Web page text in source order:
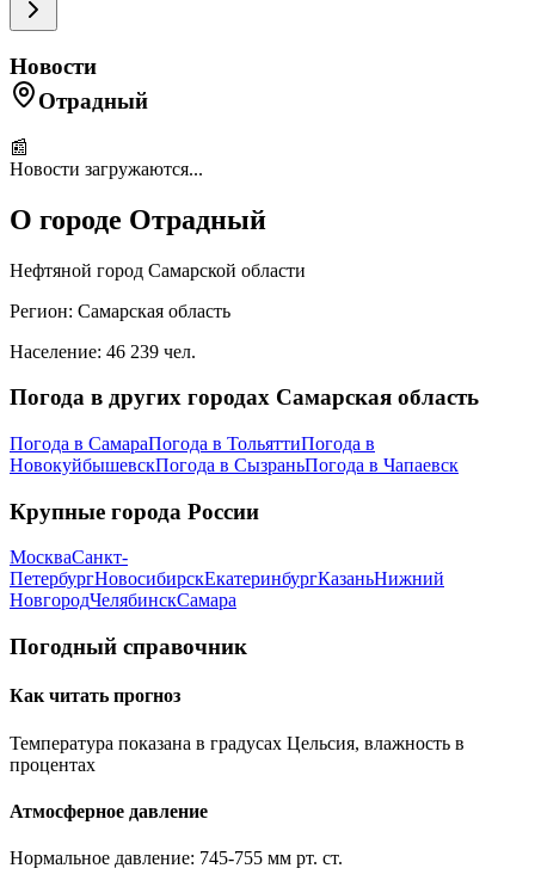
Новости
Отрадный
📰
Новости загружаются...
О городе Отрадный
Нефтяной город Самарской области
Регион: Самарская область
Население: 46 239 чел.
Погода в других городах Самарская область
Погода в СамараПогода в ТольяттиПогода в
НовокуйбышевскПогода в СызраньПогода в Чапаевск
Крупные города России
МоскваСанкт-
ПетербургНовосибирскЕкатеринбургКазаньНижний
НовгородЧелябинскСамара
Погодный справочник
Как читать прогноз
Температура показана в градусах Цельсия, влажность в
процентах
Атмосферное давление
Нормальное давление: 745-755 мм рт. ст.